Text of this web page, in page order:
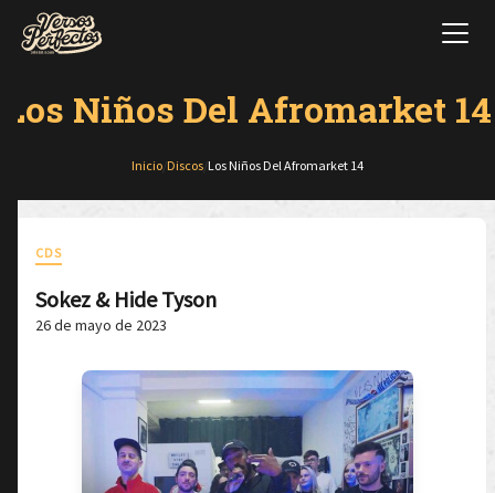
Los Niños Del Afromarket 14
Inicio Discos Los Niños Del Afromarket 14
CDS
Sokez & Hide Tyson
26 de mayo de 2023